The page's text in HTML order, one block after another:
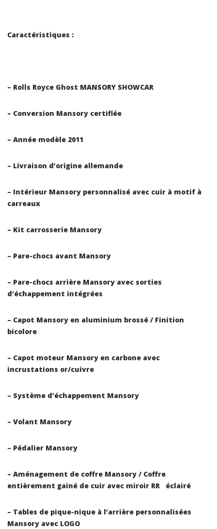
Caractéristiques :
– Rolls Royce Ghost MANSORY SHOWCAR
– Conversion Mansory certifiée
– Année modèle 2011
– Livraison d’origine allemande
– Intérieur Mansory personnalisé avec cuir à motif à
carreaux
– Kit carrosserie Mansory
– Pare-chocs avant Mansory
– Pare-chocs arrière Mansory avec sorties
d’échappement intégrées
– Capot Mansory en aluminium brossé / Finition
bicolore
– Capot moteur Mansory en carbone avec
incrustations or/cuivre
– Système d’échappement Mansory
– Volant Mansory
– Pédalier Mansory
– Aménagement de coffre Mansory / Coffre
entièrement gainé de cuir avec miroir RR éclairé
– Tables de pique-nique à l’arrière personnalisées
Mansory avec LOGO